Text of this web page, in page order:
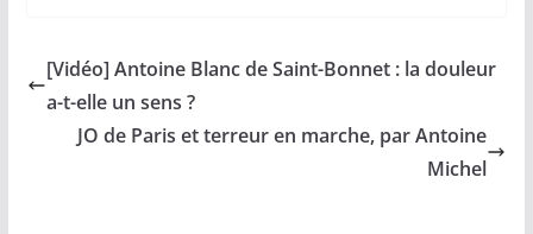
[Vidéo] Antoine Blanc de Saint-Bonnet : la douleur
a-t-elle un sens ?
JO de Paris et terreur en marche, par Antoine
Michel